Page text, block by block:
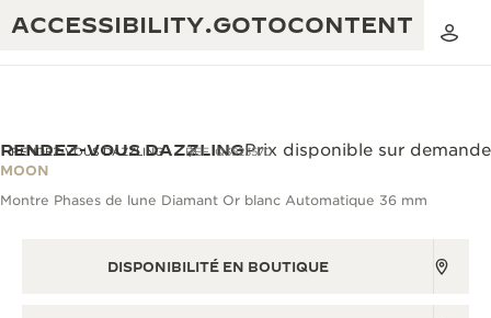
ACCESSIBILITY.GOTOCONTENT
THE GOLDEN RATIO MUSICAL SHOW
THE REVERSO 1931 CAFÉ
CRÉATIVITÉ : PLUS DE 430 BREVETS
RENDEZ-VOUS DAZZLING REF. Q3523570
RENDEZ-VOUS DAZZLING
MOON
Prix disponible sur demande
Montre Phases de lune Diamant Or blanc Automatique 36 mm
DISPONIBILITÉ EN BOUTIQUE